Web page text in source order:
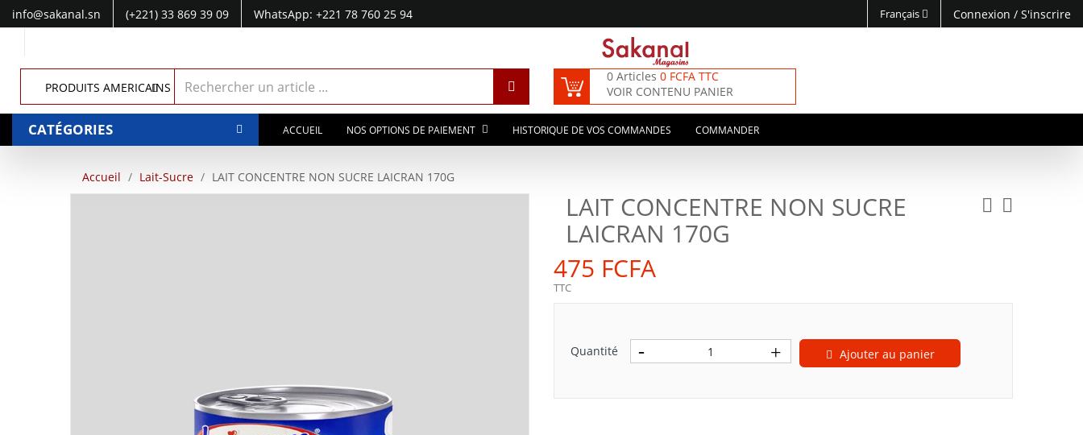
info@sakanal.sn (+221) 33 869 39 09
WhatsApp: +221 78 760 25 94
Connexion / S'inscrire
Français
PRODUITS AMERICAINS
0 Articles 0 FCFA TTC
VOIR CONTENU PANIER
CATÉGORIES ACCUEIL NOS OPTIONS DE PAIEMENT HISTORIQUE DE VOS COMMANDES COMMANDER
Accueil Lait-Sucre LAIT CONCENTRE NON SUCRE LAICRAN 170G
LAIT CONCENTRE NON SUCRE
LAICRAN 170G
475 FCFA
TTC
Quantité Ajouter au panier